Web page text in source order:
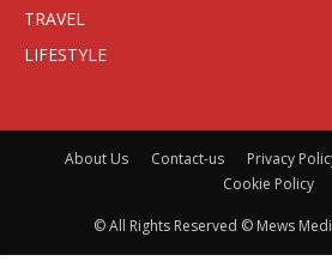
TRAVEL
LIFESTYLE
About Us Contact-us Privacy
Cookie Policy
© All Rights Reserved © Mews